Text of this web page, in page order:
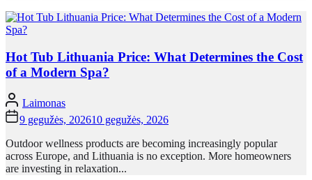
Hot Tub Lithuania Price: What Determines the Cost
of a Modern Spa?
Laimonas
9 gegužės, 202610 gegužės, 2026
Outdoor wellness products are becoming increasingly popular
across Europe, and Lithuania is no exception. More homeowners
are investing in relaxation...